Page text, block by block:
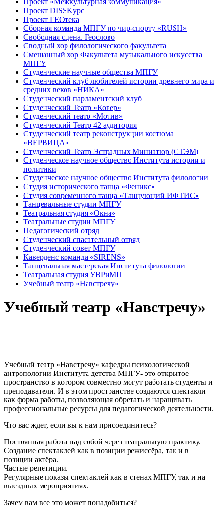
Проект «Межкультурная коммуникация»
Проект DISSKурс
Проект ГЕОтека
Сборная команда МПГУ по чир-спорту «RUSH»
Свободная сцена. Геослово
Сводный хор филологического факультета
Смешанный хор Факультета музыкального искусства
МПГУ
Студенческие научные общества МПГУ
Студенческий клуб любителей истории древнего мира и
средних веков «НИКА»
Студенческий парламентский клуб
Студенческий Театр «Ковер»
Студенческий театр «Мотив»
Студенческий Театр 42 аудитория
Студенческий театр реконструкции костюма
«ВЕРВИЦА»
Студенческий Театр Эстрадных Миниатюр (СТЭМ)
Студенческое научное общество Института истории и
политики
Студенческое научное общество Института филологии
Студия исторического танца «Феникс»
Студия современного танца «Танцующий ИФТИС»
Танцевальные студии МПГУ
Театральная студия «Окна»
Театральные студии МПГУ
Педагогический отряд
Студенческий спасательный отряд
Студенческий совет МПГУ
Каверденс команда «SIRENS»
Танцевальная мастерская Института филологии
Театральная студия УВРиМП
Учебный театр «Навстречу»
Учебный театр «Навстречу»
Учебный театр «Навстречу» кафедры психологической
антропологии Института детства МПГУ- это открытое
пространство в котором совместно могут работать студенты и
преподаватели. И в этом пространстве создаются спектакли
как форма работы, позволяющая обретать и наращивать
профессиональные ресурсы для педагогической деятельности.
Что вас ждет, если вы к нам присоединитесь?
Постоянная работа над собой через театральную практику.
Создание спектаклей как в позиции режиссёра, так и в
позиции актёра.
Частые репетиции.
Регулярные показы спектаклей как в стенах МПГУ, так и на
выездных мероприятиях.
Зачем вам все это может понадобиться?